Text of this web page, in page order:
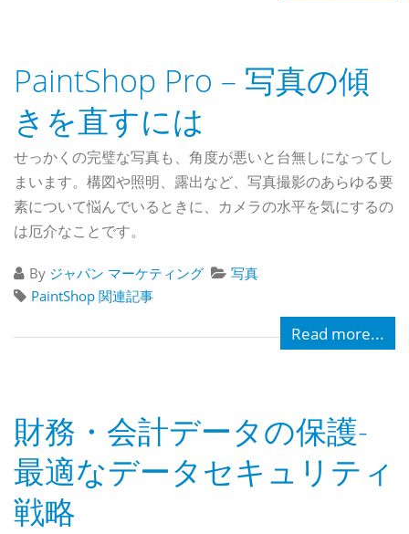
PaintShop Pro – 写真の傾
きを直すには
せっかくの完璧な写真も、角度が悪いと台無しになってし
まいます。構図や照明、露出など、写真撮影のあらゆる要
素について悩んでいるときに、カメラの水平を気にするの
は厄介なことです。
By ジャパン マーケティング
写真
PaintShop 関連記事
Read more...
財務・会計データの保護-
最適なデータセキュリティ
戦略